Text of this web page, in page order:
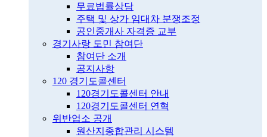
무료법률상담
주택 및 상가 임대차 분쟁조정
공인중개사 자격증 교부
경기사랑 도민 참여단
참여단 소개
공지사항
120 경기도콜센터
120경기도콜센터 안내
120경기도콜센터 연혁
위반업소 공개
원산지종합관리 시스템